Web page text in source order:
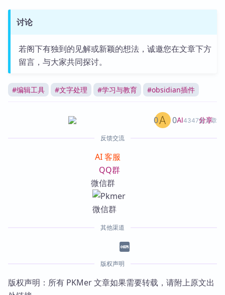
讨论
若阁下有独到的见解或新颖的想法，诚邀您在文章下方
留言，与大家共同探讨。
#编辑工具 #文字处理 #学习与教育 #obsidian插件
AI4347篇文章
0 0 分享
反馈交流
AI 客服
QQ群
微信群
其他渠道
版权声明
版权声明：所有 PKMer 文章如果需要转载，请附上原文出